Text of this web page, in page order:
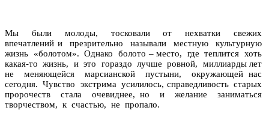
Мы были молоды, тосковали от нехватки свежих
впечатлений и презрительно называли местную культурную
жизнь «болотом». Однако болото – место, где теплится хоть
какая-то жизнь, и это гораздо лучше ровной, миллиарды лет
не меняющейся марсианской пустыни, окружающей нас
сегодня. Чувство экстрима усилилось, справедливость старых
пророчеств стала очевиднее, но и желание заниматься
творчеством, к счастью, не пропало.